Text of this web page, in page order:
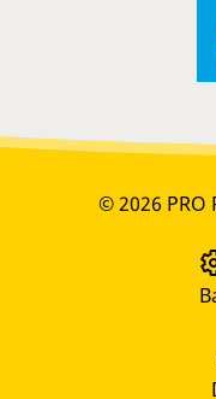
© 2026 PRO